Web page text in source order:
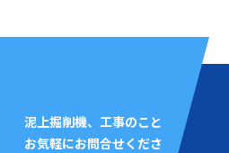
泥上掘削機、工事のこと
お気軽にお問合せくださ